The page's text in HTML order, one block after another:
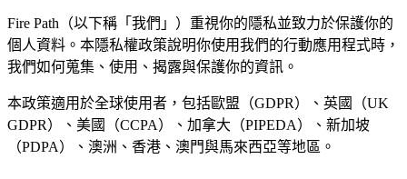
Fire Path（以下稱「我們」）重視你的隱私並致力於保護你的
個人資料。本隱私權政策說明你使用我們的行動應用程式時，
我們如何蒐集、使用、揭露與保護你的資訊。
本政策適用於全球使用者，包括歐盟（GDPR）、英國（UK
GDPR）、美國（CCPA）、加拿大（PIPEDA）、新加坡
（PDPA）、澳洲、香港、澳門與馬來西亞等地區。